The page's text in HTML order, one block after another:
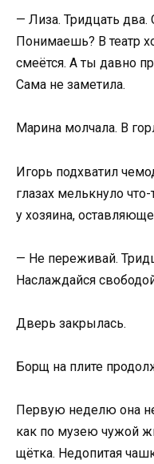
— Лиза. Тридцать
Понимаешь? В театр
смеётся. А ты давно
Сама не заметила.
Марина молчала. В
Игорь подхватил
глазах мелькнуло
у хозяина,
— Не переживай.
Наслаждайся
Дверь закрылась.
Борщ на плите
Первую неделю она
как по музею чужой
щётка. Недопитая